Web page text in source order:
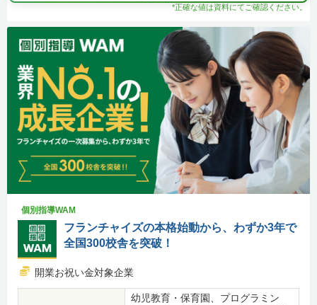
*正確な値は資料にてご確認ください。
個別指導WAM
フランチャイズの本格始動から、わずか3年で
全国300校舎を突破！
開業お祝い金対象企業
幼児教育・保育園、プログラミン